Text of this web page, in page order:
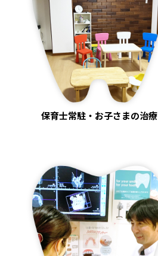
保育士常駐・お子さまの治療